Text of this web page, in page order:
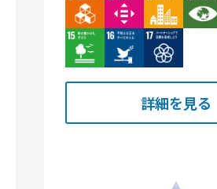
Image Image Image
詳細を見る